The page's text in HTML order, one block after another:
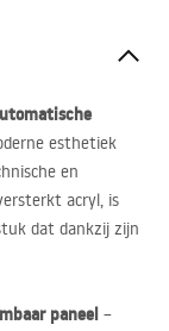
esthetiek
en
acryl, is
dat dankzij zijn
paneel –